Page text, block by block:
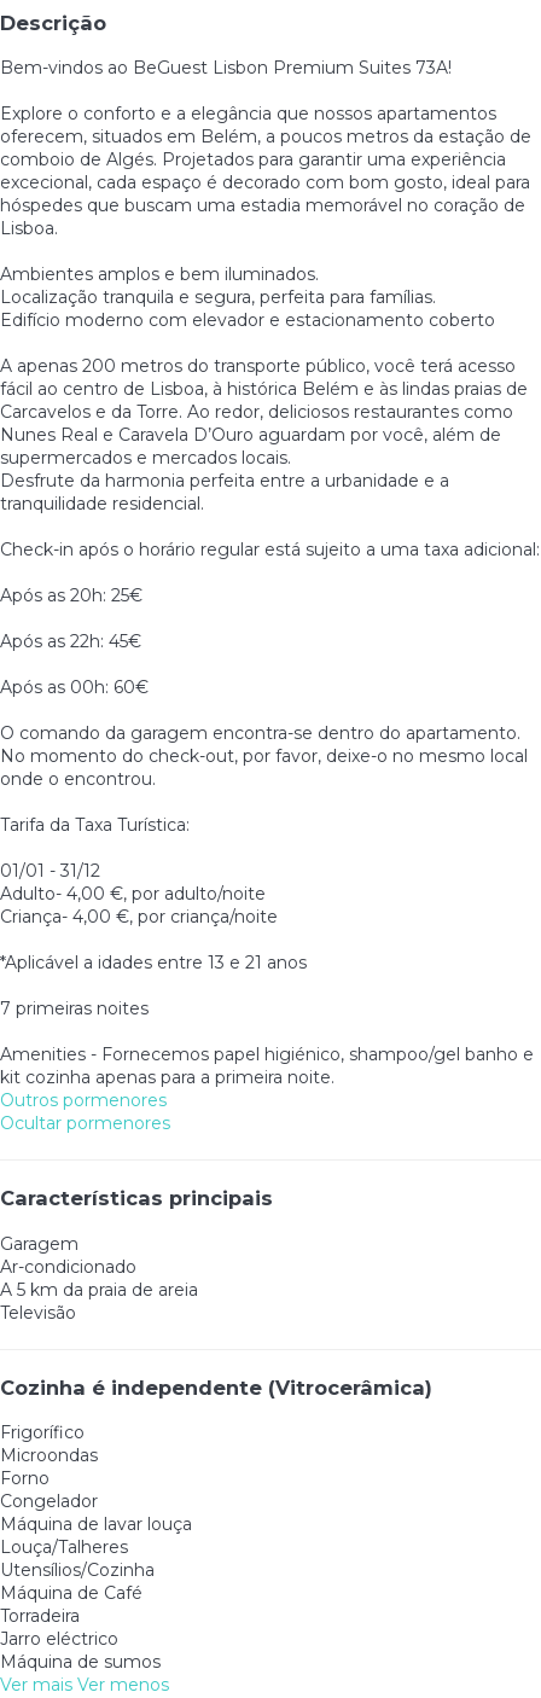
Descrição
Bem-vindos ao BeGuest Lisbon Premium Suites 73A!
Explore o conforto e a elegância que nossos apartamentos
oferecem, situados em Belém, a poucos metros da estação de
comboio de Algés. Projetados para garantir uma experiência
excecional, cada espaço é decorado com bom gosto, ideal para
hóspedes que buscam uma estadia memorável no coração de
Lisboa.
Ambientes amplos e bem iluminados.
Localização tranquila e segura, perfeita para famílias.
Edifício moderno com elevador e estacionamento coberto
A apenas 200 metros do transporte público, você terá acesso
fácil ao centro de Lisboa, à histórica Belém e às lindas praias de
Carcavelos e da Torre. Ao redor, deliciosos restaurantes como
Nunes Real e Caravela D’Ouro aguardam por você, além de
supermercados e mercados locais.
Desfrute da harmonia perfeita entre a urbanidade e a
tranquilidade residencial.
Check-in após o horário regular está sujeito a uma taxa adicional:
Após as 20h: 25€
Após as 22h: 45€
Após as 00h: 60€
O comando da garagem encontra-se dentro do apartamento.
No momento do check-out, por favor, deixe-o no mesmo local
onde o encontrou.
Tarifa da Taxa Turística:
01/01 - 31/12
Adulto- 4,00 €, por adulto/noite
Criança- 4,00 €, por criança/noite
*Aplicável a idades entre 13 e 21 anos
7 primeiras noites
Amenities - Fornecemos papel higiénico, shampoo/gel banho e
kit cozinha apenas para a primeira noite.
Outros pormenores
Ocultar pormenores
Características principais
Garagem
Ar-condicionado
A 5 km da praia de areia
Televisão
Cozinha é independente (Vitrocerâmica)
Frigorífico
Microondas
Forno
Congelador
Máquina de lavar louça
Louça/Talheres
Utensílios/Cozinha
Máquina de Café
Torradeira
Jarro eléctrico
Máquina de sumos
Ver mais Ver menos